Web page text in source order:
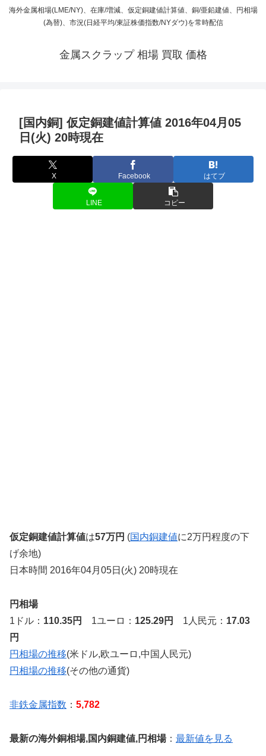
海外金属相場(LME/NY)、在庫/増減、仮定銅建値計算値、銅/亜鉛建値、円相場
(為替)、市況(日経平均/東証株価指数/NYダウ)を常時配信
金属スクラップ 相場 買取 価格
[国内銅] 仮定銅建値計算値 2016年04月05
日(火) 20時現在
X Facebook はてブ
LINE コピー
仮定銅建値計算値は57万円 (国内銅建値に2万円程度の下
げ余地)
日本時間 2016年04月05日(火) 20時現在
円相場
1ドル： 110.35円 1ユーロ： 125.29円 1人民元： 17.03
円
円相場の推移(米ドル,欧ユーロ,中国人民元)
円相場の推移(その他の通貨)
非鉄金属指数 ： 5,782
最新の海外銅相場,国内銅建値,円相場： 最新値を見る